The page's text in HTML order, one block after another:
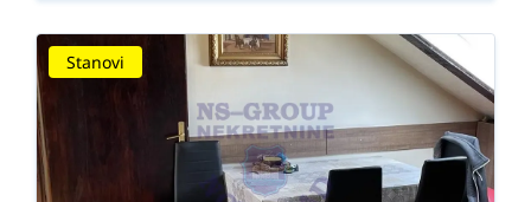
Stanovi